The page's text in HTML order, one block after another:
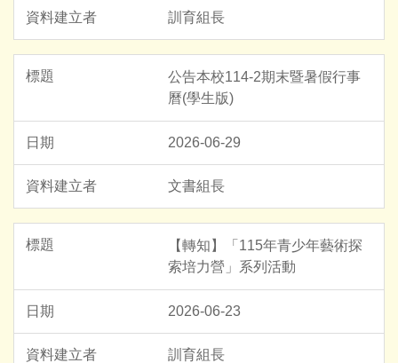
訓育組長
公告本校114-2期末暨暑假行事
曆(學生版)
2026-06-29
文書組長
【轉知】「115年青少年藝術探
索培力營」系列活動
2026-06-23
訓育組長